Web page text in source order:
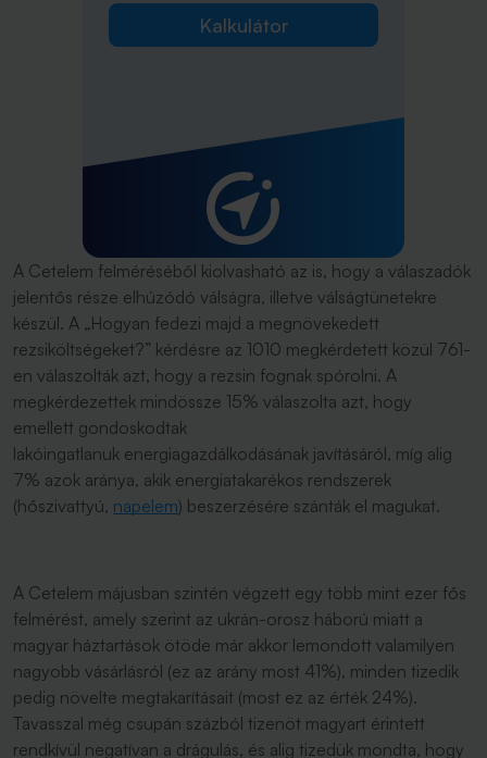
Kalkulátor
A Cetelem felméréséből kiolvasható az is, hogy a válaszadók
jelentős része elhúzódó válságra, illetve válságtünetekre
készül. A „Hogyan fedezi majd a megnövekedett
rezsiköltségeket?” kérdésre az 1010 megkérdetett közül 761-
en válaszolták azt, hogy a rezsin fognak spórolni. A
megkérdezettek mindössze 15% válaszolta azt, hogy
emellett gondoskodtak
lakóingatlanuk energiagazdálkodásának javításáról, míg alig
7% azok aránya, akik energiatakarékos rendszerek
(hőszivattyú, napelem) beszerzésére szánták el magukat.
A Cetelem májusban szintén végzett egy több mint ezer fős
felmérést, amely szerint az ukrán-orosz háború miatt a
magyar háztartások ötöde már akkor lemondott valamilyen
nagyobb vásárlásról (ez az arány most 41%), minden tizedik
pedig növelte megtakarításait (most ez az érték 24%).
Tavasszal még csupán százból tizenöt magyart érintett
rendkívül negatívan a drágulás, és alig tizedük mondta, hogy